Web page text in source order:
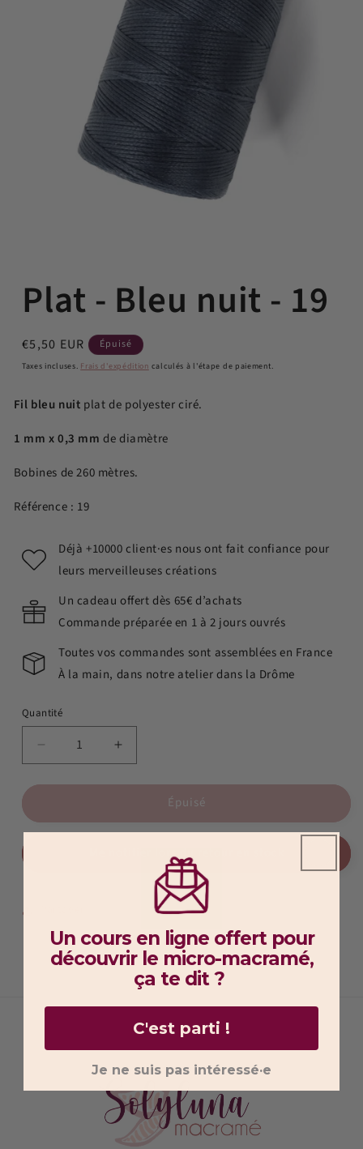
média
dans
modale
Plat - Bleu nuit - 19
Prix
habituel
€5,50 EUR Épuisé
Taxes incluses. Frais d'expédition calculés à l'étape de paiement.
Fil bleu nuit plat de polyester ciré.
1 mm x 0,3 mm de diamètre
Bobines de 260 mètres.
Référence : 19
Déjà +10000 client·es nous ont fait confiance pour
leurs merveilleuses créations
Un cadeau offert dès 65€ d’achats
Commande préparée en 1 à 2 jours ouvrés
Toutes vos commandes sont assemblées en France
À la main, dans notre atelier dans la Drôme
Quantité
Réduire
la
quantité
Plat
-
Augmenter
la
quantité
Plat
-
Épuisé
Me notifier lors du retour en stock
Un cours en ligne offert pour
découvrir le micro-macramé,
ça te dit ?
C'est parti !
Je ne suis pas intéressé·e